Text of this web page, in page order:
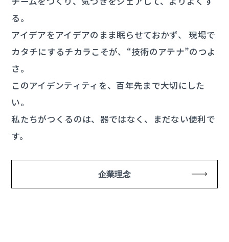
る。
アイデアをアイデアのまま眠らせておかず、
現場で
カタチにするチカラこそが、“技術のアテナ”のつよ
さ。
このアイデンティティを、百年先まで大切にした
い。
私たちがつくるのは、器ではなく、まだない便利で
す。
企業理念